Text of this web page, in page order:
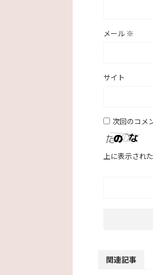
メール ※
サイト
次回のコメ
上に表示され
関連記事